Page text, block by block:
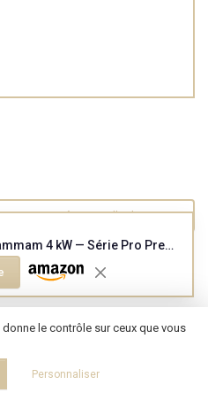
tests Bien-être et Salle de Bain →
Générateur vapeur hammam 4 kW — Série Pro Premium, vidange automatique
le contrôle sur ceux que vous
Personnaliser